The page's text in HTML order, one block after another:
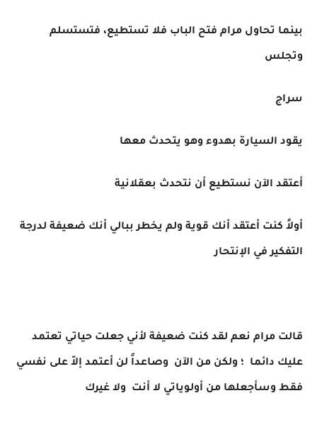
بينما تحاول مرام فتح الباب فلا تستطيع، فتستسلم
وتجلس
سراج
يقود السيارة بهدوء وهو يتحدث معها
أعتقد الآن نستطيع أن نتحدث بعقلانية
أولاً كنت أعتقد أنك قوية ولم يخطر ببالي أنك ضعيفة لدرجة
التفكير في الإنتحار
قالت مرام نعم لقد كنت ضعيفة لأني جعلت حياتي تعتمد
عليك دائما ؛ ولكن من الآن وصاعداً لن أعتمد إلاّ على نفسي
فقط وسأجعلها من أولوياتي لا أنت ولا غيرك